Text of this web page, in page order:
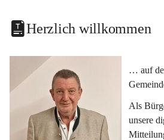
Herzlich willkommen
… auf
Als
unsere